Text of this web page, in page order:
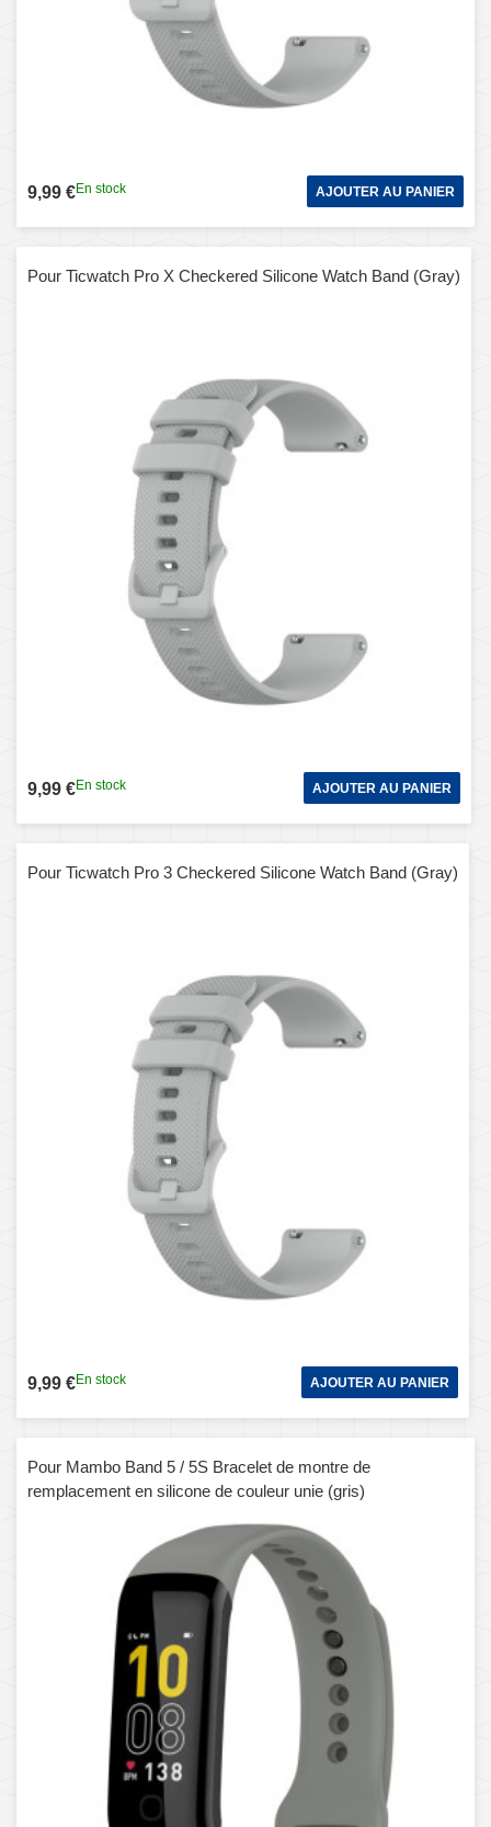
9,99 €En stock AJOUTER AU PANIER
Pour Ticwatch Pro X Checkered Silicone Watch Band (Gray)
9,99 €En stock AJOUTER AU PANIER
Pour Ticwatch Pro 3 Checkered Silicone Watch Band (Gray)
9,99 €En stock AJOUTER AU PANIER
Pour Mambo Band 5 / 5S Bracelet de montre de
remplacement en silicone de couleur unie (gris)